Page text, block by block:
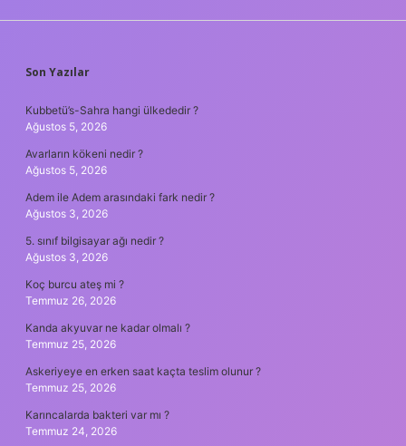
SIDEBAR
Son Yazılar
Kubbetü’s-Sahra hangi ülkededir ?
Ağustos 5, 2026
Avarların kökeni nedir ?
Ağustos 5, 2026
Adem ile Adem arasındaki fark nedir ?
Ağustos 3, 2026
5. sınıf bilgisayar ağı nedir ?
Ağustos 3, 2026
Koç burcu ateş mi ?
Temmuz 26, 2026
Kanda akyuvar ne kadar olmalı ?
Temmuz 25, 2026
Askeriyeye en erken saat kaçta teslim olunur ?
Temmuz 25, 2026
Karıncalarda bakteri var mı ?
Temmuz 24, 2026